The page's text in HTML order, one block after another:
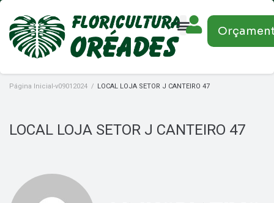
Página Inicial-v09012024 / LOCAL LOJA SETOR J CANTEIRO 47
LOCAL LOJA SETOR J CANTEIRO 47